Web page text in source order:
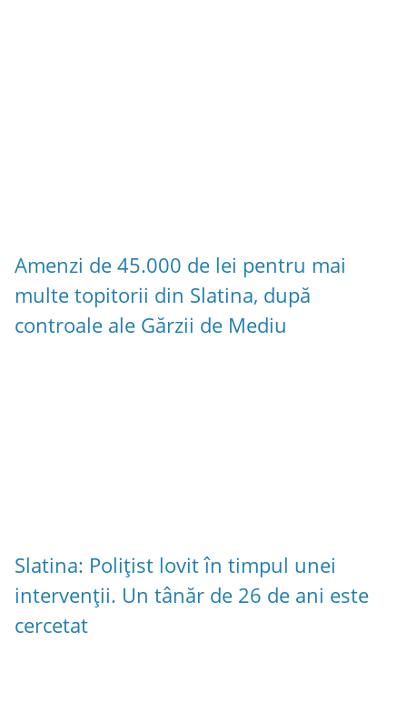
Amenzi de 45.000 de lei pentru mai
multe topitorii din Slatina, după
controale ale Gărzii de Mediu
Slatina: Polițist lovit în timpul unei
intervenții. Un tânăr de 26 de ani este
cercetat